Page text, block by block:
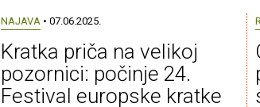
NAJAVA • 07.06.2025.
Kratka priča na velikoj
pozornici: počinje 24.
Festival europske kratke